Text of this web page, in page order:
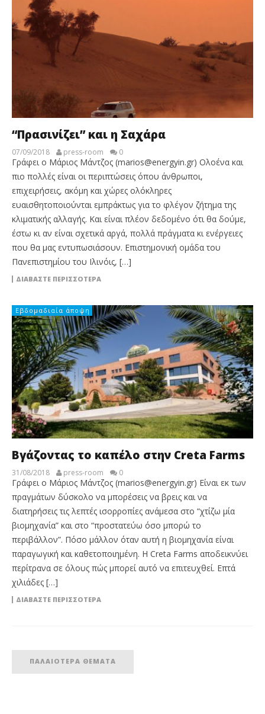
“Πρασινίζει” και η Σαχάρα
07/09/2018 press-room 0
Γράφει ο Μάριος Μάντζος (marios@energyin.gr) Ολοένα και
πιο πολλές είναι οι περιπτώσεις όπου άνθρωποι,
επιχειρήσεις, ακόμη και χώρες ολόκληρες
ευαισθητοποιούνται εμπράκτως για το φλέγον ζήτημα της
κλιματικής αλλαγής. Και είναι πλέον δεδομένο ότι θα δούμε,
έστω κι αν είναι σχετικά αργά, πολλά πράγματα κι ενέργειες
που θα μας εντυπωσιάσουν. Επιστημονική ομάδα του
Πανεπιστημίου του Ιλινόις, […]
ΔΙΑΒΆΣΤΕ ΠΕΡΙΣΣΌΤΕΡΑ
Εβδομαδιαία άποψη
Βγάζοντας το καπέλο στην Creta Farms
31/08/2018 press-room 0
Γράφει ο Μάριος Μάντζος (marios@energyin.gr) Είναι εκ των
πραγμάτων δύσκολο να μπορέσεις να βρεις και να
διατηρήσεις τις λεπτές ισορροπίες ανάμεσα στο “χτίζω μία
βιομηχανία” και στο “προστατεύω όσο μπορώ το
περιβάλλον”. Πόσο μάλλον όταν αυτή η βιομηχανία είναι
παραγωγική και καθετοποιημένη. Η Creta Farms αποδεικνύει
περίτρανα σε όλους πώς μπορεί αυτό να επιτευχθεί. Επτά
χιλιάδες […]
ΔΙΑΒΆΣΤΕ ΠΕΡΙΣΣΌΤΕΡΑ
ΠΑΛΑΙΌΤΕΡΑ ΘΈΜΑΤΑ